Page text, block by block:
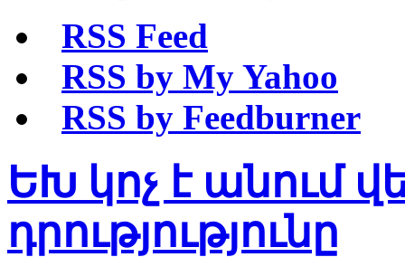
RSS Feed
RSS by My Yahoo
RSS by Feedburner
ԵԽ կոչ է անում
դրությությունը